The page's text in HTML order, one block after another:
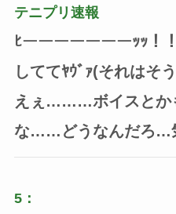
テニプリ速報
ﾋーーーーーーーｯｯ！
しててﾔｳﾞｧ(それはそ
えぇ………ボイスとか
な……どうなんだろ…
5：